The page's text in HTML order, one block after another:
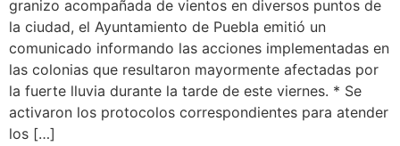
granizo acompañada de vientos en diversos puntos de
la ciudad, el Ayuntamiento de Puebla emitió un
comunicado informando las acciones implementadas en
las colonias que resultaron mayormente afectadas por
la fuerte lluvia durante la tarde de este viernes. * Se
activaron los protocolos correspondientes para atender
los […]